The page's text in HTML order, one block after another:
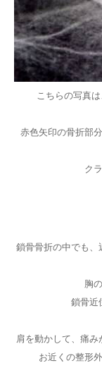
こちらの写真
赤色矢印の骨折部
ク
鎖骨骨折の中でも、
胸
鎖骨近
肩を動かして、痛み
お近くの整形